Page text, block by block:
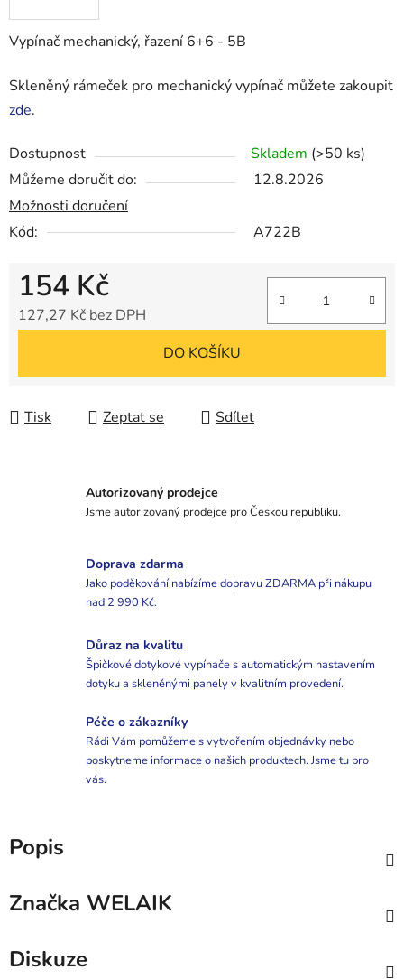
Vypínač mechanický, řazení 6+6 - 5B
Skleněný rámeček pro mechanický vypínač můžete zakoupit
zde.
Dostupnost Skladem (>50 ks)
Můžeme doručit do:
12.8.2026
Možnosti doručení
Kód:
A722B
154 Kč
127,27 Kč bez DPH
DO KOŠÍKU
Tisk Zeptat se Sdílet
Autorizovaný prodejce
Jsme autorizovaný prodejce pro Českou republiku.
Doprava zdarma
Jako poděkování nabízíme dopravu ZDARMA při nákupu
nad 2 990 Kč.
Důraz na kvalitu
Špičkové dotykové vypínače s automatickým nastavením
dotyku a skleněnými panely v kvalitním provedení.
Péče o zákazníky
Rádi Vám pomůžeme s vytvořením objednávky nebo
poskytneme informace o našich produktech. Jsme tu pro
vás.
Popis
Značka WELAIK
Diskuze